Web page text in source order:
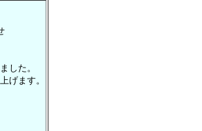
した。
げます。